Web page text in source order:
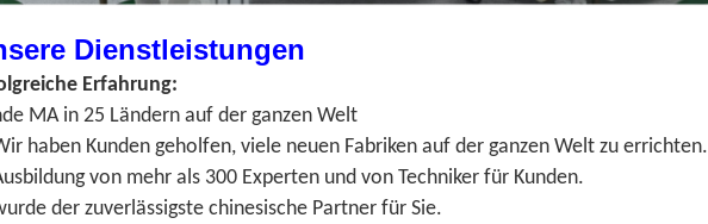
Dienstleistungen
Erfahrung:
MA in 25 Ländern auf der ganzen Welt
haben Kunden geholfen, viele neuen Fabriken auf der ganzen Welt zu errichten.
von mehr als 300 Experten und von Techniker für Kunden.
der zuverlässigste chinesische Partner für Sie.